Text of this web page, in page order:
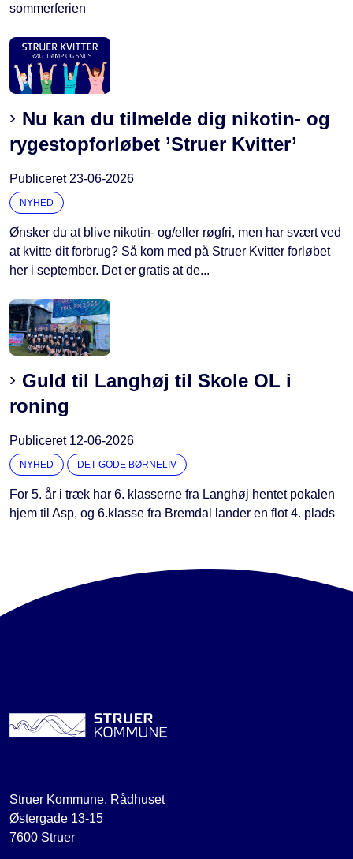
sommerferien
Nu kan du tilmelde dig nikotin- og
rygestopforløbet ’Struer Kvitter’
Publiceret 23-06-2026
NYHED
Ønsker du at blive nikotin- og/eller røgfri, men har svært ved
at kvitte dit forbrug? Så kom med på Struer Kvitter forløbet
her i september. Det er gratis at de...
Guld til Langhøj til Skole OL i
roning
Publiceret 12-06-2026
NYHED DET GODE BØRNELIV
For 5. år i træk har 6. klasserne fra Langhøj hentet pokalen
hjem til Asp, og 6.klasse fra Bremdal lander en flot 4. plads
Struer Kommune, Rådhuset
Østergade 13-15
7600 Struer